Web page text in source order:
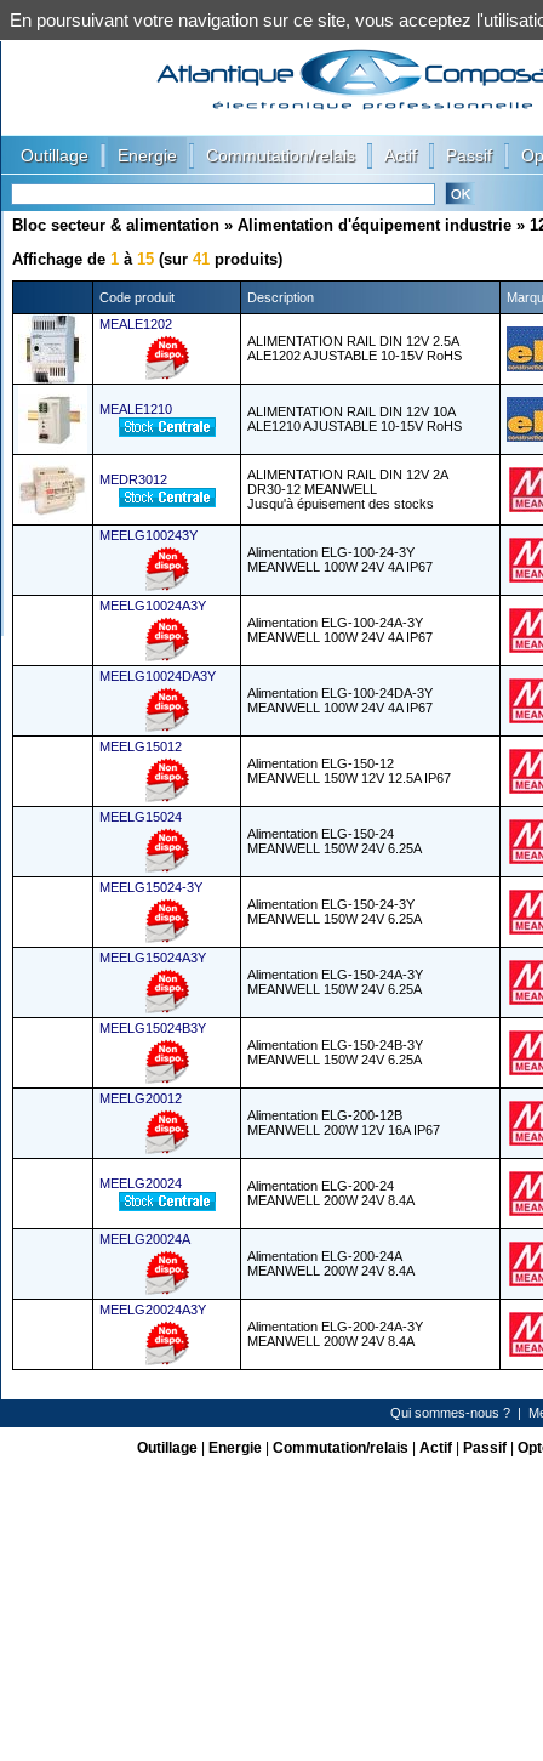
Outillage Energie Commutation/relais Actif Passif
Bloc secteur & alimentation » Alimentation d'équipement industrie »
Affichage de 1 à 15 (sur 41 produits)
Code produit Description
MEALE1202
ALIMENTATION RAIL DIN 12V 2.5A
ALE1202 AJUSTABLE 10-15V RoHS
MEALE1210
ALIMENTATION RAIL DIN 12V 10A
ALE1210 AJUSTABLE 10-15V RoHS
MEDR3012
ALIMENTATION RAIL DIN 12V 2A
DR30-12 MEANWELL
Jusqu'à épuisement des stocks
MEELG100243Y
Alimentation ELG-100-24-3Y
MEANWELL 100W 24V 4A IP67
MEELG10024A3Y
Alimentation ELG-100-24A-3Y
MEANWELL 100W 24V 4A IP67
MEELG10024DA3Y
Alimentation ELG-100-24DA-3Y
MEANWELL 100W 24V 4A IP67
MEELG15012
Alimentation ELG-150-12
MEANWELL 150W 12V 12.5A IP67
MEELG15024
Alimentation ELG-150-24
MEANWELL 150W 24V 6.25A
MEELG15024-3Y
Alimentation ELG-150-24-3Y
MEANWELL 150W 24V 6.25A
MEELG15024A3Y
Alimentation ELG-150-24A-3Y
MEANWELL 150W 24V 6.25A
MEELG15024B3Y
Alimentation ELG-150-24B-3Y
MEANWELL 150W 24V 6.25A
MEELG20012
Alimentation ELG-200-12B
MEANWELL 200W 12V 16A IP67
MEELG20024
Alimentation ELG-200-24
MEANWELL 200W 24V 8.4A
MEELG20024A
Alimentation ELG-200-24A
MEANWELL 200W 24V 8.4A
MEELG20024A3Y
Alimentation ELG-200-24A-3Y
MEANWELL 200W 24V 8.4A
Qui sommes-nous ? |
Outillage| Energie| Commutation/relais Actif| Passif|
En poursuivant votre navigation sur ce site, vous acceptez